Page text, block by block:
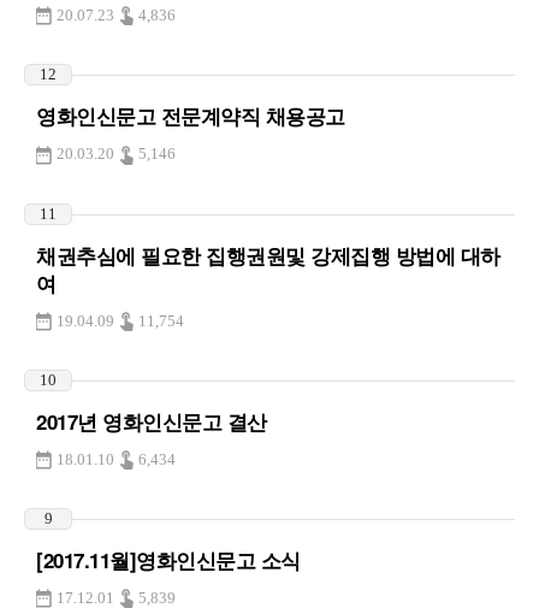
20.07.23 4,836
12
영화인신문고 전문계약직 채용공고
20.03.20 5,146
11
채권추심에 필요한 집행권원및 강제집행 방법에 대하
여
19.04.09 11,754
10
2017년 영화인신문고 결산
18.01.10 6,434
9
[2017.11월]영화인신문고 소식
17.12.01 5,839